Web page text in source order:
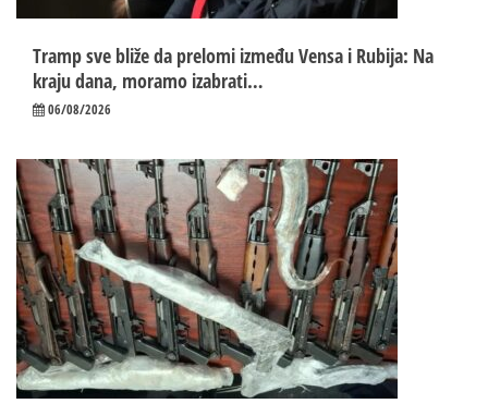
Tramp sve bliže da prelomi između Vensa i Rubija: Na
kraju dana, moramo izabrati…
06/08/2026